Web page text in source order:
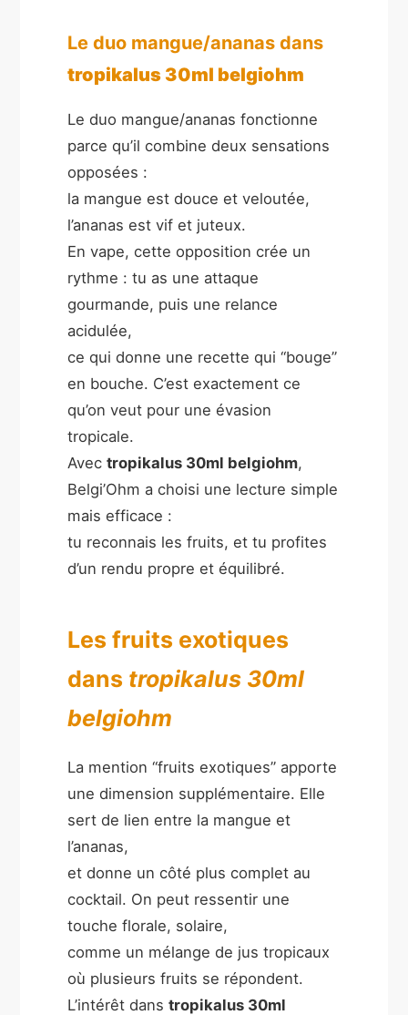
Le duo mangue/ananas dans
tropikalus 30ml belgiohm
Le duo mangue/ananas fonctionne
parce qu’il combine deux sensations
opposées :
la mangue est douce et veloutée,
l’ananas est vif et juteux.
En vape, cette opposition crée un
rythme : tu as une attaque
gourmande, puis une relance
acidulée,
ce qui donne une recette qui “bouge”
en bouche. C’est exactement ce
qu’on veut pour une évasion
tropicale.
Avectropikalus 30ml belgiohm,
Belgi’Ohm a choisi une lecture simple
mais efficace :
tu reconnais les fruits, et tu profites
d’un rendu propre et équilibré.
Les fruits exotiques
dans tropikalus 30ml
belgiohm
La mention “fruits exotiques” apporte
une dimension supplémentaire. Elle
sert de lien entre la mangue et
l’ananas,
et donne un côté plus complet au
cocktail. On peut ressentir une
touche florale, solaire,
comme un mélange de jus tropicaux
où plusieurs fruits se répondent.
L’intérêt danstropikalus 30ml